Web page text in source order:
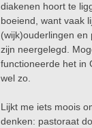
diakenen hoort te
boeiend, want vaak
(wijk)ouderlingen en
zijn neergelegd.
functioneerde het in
wel zo.
Lijkt me iets moois
denken: pastoraat